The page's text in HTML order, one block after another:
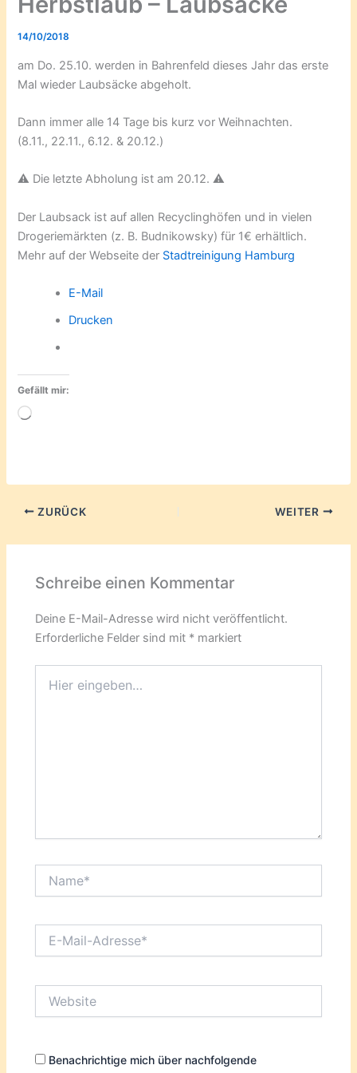
14/10/2018
am Do. 25.10. werden in Bahrenfeld dieses Jahr das erste
Mal wieder Laubsäcke abgeholt.
Dann immer alle 14 Tage bis kurz vor Weihnachten.
(8.11., 22.11., 6.12. & 20.12.)
⚠️ Die letzte Abholung ist am 20.12. ⚠️
Der Laubsack ist auf allen Recyclinghöfen und in vielen
Drogeriemärkten (z. B. Budnikowsky) für 1€ erhältlich.
Mehr auf der Webseite der Stadtreinigung Hamburg
E-Mail
Drucken
Gefällt mir:
Wird
ZURÜCK WEITER
Schreibe einen Kommentar
Deine E-Mail-Adresse wird nicht veröffentlicht.
Erforderliche Felder sind mit * markiert
eingeben…
Mail-
Benachrichtige mich über nachfolgende